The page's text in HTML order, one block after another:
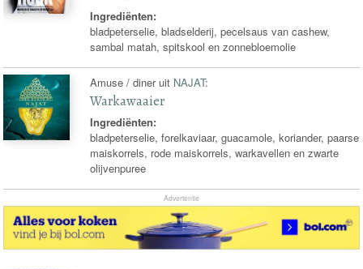
Ingrediënten:
bladpeterselie, bladselderij, pecelsaus van cashew,
sambal matah, spitskool en zonnebloemolie
Amuse / diner uit NAJAT:
Warkawaaier
Ingrediënten:
bladpeterselie, forelkaviaar, guacamole, koriander, paarse
maiskorrels, rode maiskorrels, warkavellen en zwarte
olijvenpuree
Advertentie